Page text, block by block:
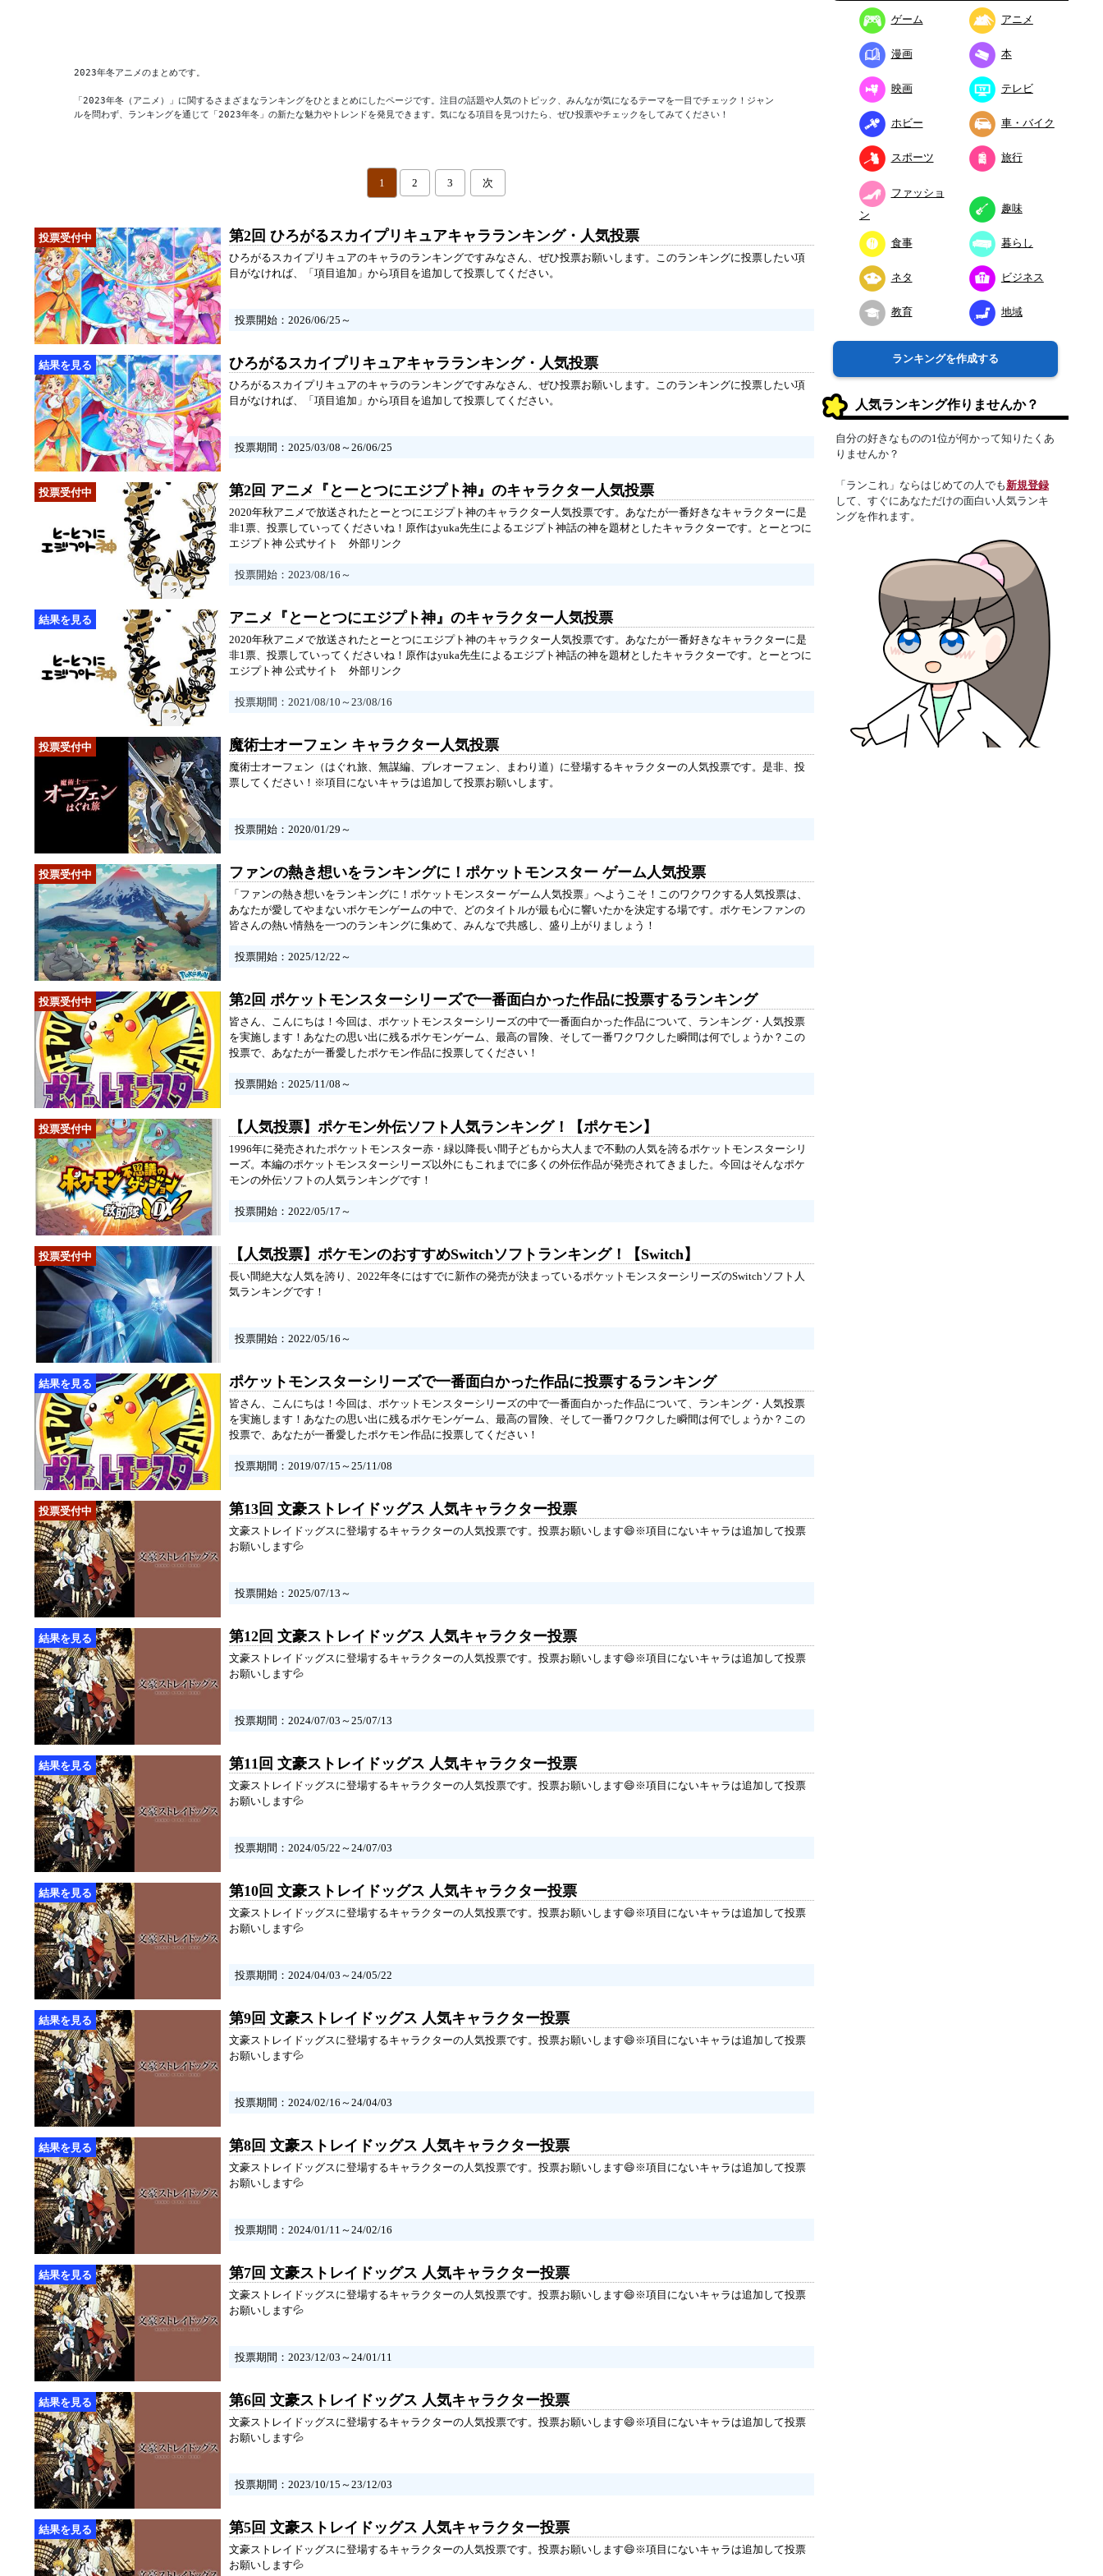
2023年冬アニメのまとめです。
「2023年冬（アニメ）」に関するさまざまなランキングをひとまとめにしたページです。注目の話題や人気のトピック、みんなが気になるテーマを一目でチェック！ジャン
ルを問わず、ランキングを通じて「2023年冬」の新たな魅力やトレンドを発見できます。気になる項目を見つけたら、ぜひ投票やチェックをしてみてください！
1 2 3 次
第2回 ひろがるスカイプリキュアキャラランキング・人気投票
ひろがるスカイプリキュアのキャラのランキングですみなさん、ぜひ投票お願いします。このランキングに投票したい項
目がなければ、「項目追加」から項目を追加して投票してください。
投票開始：2026/06/25～
ひろがるスカイプリキュアキャラランキング・人気投票
ひろがるスカイプリキュアのキャラのランキングですみなさん、ぜひ投票お願いします。このランキングに投票したい項
目がなければ、「項目追加」から項目を追加して投票してください。
投票期間：2025/03/08～26/06/25
第2回 アニメ『とーとつにエジプト神』のキャラクター人気投票
2020年秋アニメで放送されたとーとつにエジプト神のキャラクター人気投票です。あなたが一番好きなキャラクターに是
非1票、投票していってくださいね！原作はyuka先生によるエジプト神話の神を題材としたキャラクターです。とーとつに
エジプト神 公式サイト 外部リンク
投票開始：2023/08/16～
アニメ『とーとつにエジプト神』のキャラクター人気投票
2020年秋アニメで放送されたとーとつにエジプト神のキャラクター人気投票です。あなたが一番好きなキャラクターに是
非1票、投票していってくださいね！原作はyuka先生によるエジプト神話の神を題材としたキャラクターです。とーとつに
エジプト神 公式サイト 外部リンク
投票期間：2021/08/10～23/08/16
魔術士オーフェン キャラクター人気投票
魔術士オーフェン（はぐれ旅、無謀編、プレオーフェン、まわり道）に登場するキャラクターの人気投票です。是非、投
票してください！※項目にないキャラは追加して投票お願いします。
投票開始：2020/01/29～
ファンの熱き想いをランキングに！ポケットモンスター ゲーム人気投票
「ファンの熱き想いをランキングに！ポケットモンスター ゲーム人気投票」へようこそ！このワクワクする人気投票は、
あなたが愛してやまないポケモンゲームの中で、どのタイトルが最も心に響いたかを決定する場です。ポケモンファンの
皆さんの熱い情熱を一つのランキングに集めて、みんなで共感し、盛り上がりましょう！
投票開始：2025/12/22～
第2回 ポケットモンスターシリーズで一番面白かった作品に投票するランキング
皆さん、こんにちは！今回は、ポケットモンスターシリーズの中で一番面白かった作品について、ランキング・人気投票
を実施します！あなたの思い出に残るポケモンゲーム、最高の冒険、そして一番ワクワクした瞬間は何でしょうか？この
投票で、あなたが一番愛したポケモン作品に投票してください！
投票開始：2025/11/08～
【人気投票】ポケモン外伝ソフト人気ランキング！【ポケモン】
1996年に発売されたポケットモンスター赤・緑以降長い間子どもから大人まで不動の人気を誇るポケットモンスターシリ
ーズ。本編のポケットモンスターシリーズ以外にもこれまでに多くの外伝作品が発売されてきました。今回はそんなポケ
モンの外伝ソフトの人気ランキングです！
投票開始：2022/05/17～
【人気投票】ポケモンのおすすめSwitchソフトランキング！【Switch】
長い間絶大な人気を誇り、2022年冬にはすでに新作の発売が決まっているポケットモンスターシリーズのSwitchソフト人
気ランキングです！
投票開始：2022/05/16～
ポケットモンスターシリーズで一番面白かった作品に投票するランキング
皆さん、こんにちは！今回は、ポケットモンスターシリーズの中で一番面白かった作品について、ランキング・人気投票
を実施します！あなたの思い出に残るポケモンゲーム、最高の冒険、そして一番ワクワクした瞬間は何でしょうか？この
投票で、あなたが一番愛したポケモン作品に投票してください！
投票期間：2019/07/15～25/11/08
第13回 文豪ストレイドッグス 人気キャラクター投票
文豪ストレイドッグスに登場するキャラクターの人気投票です。投票お願いします😄※項目にないキャラは追加して投票
お願いします💦
投票開始：2025/07/13～
第12回 文豪ストレイドッグス 人気キャラクター投票
文豪ストレイドッグスに登場するキャラクターの人気投票です。投票お願いします😄※項目にないキャラは追加して投票
お願いします💦
投票期間：2024/07/03～25/07/13
第11回 文豪ストレイドッグス 人気キャラクター投票
文豪ストレイドッグスに登場するキャラクターの人気投票です。投票お願いします😄※項目にないキャラは追加して投票
お願いします💦
投票期間：2024/05/22～24/07/03
第10回 文豪ストレイドッグス 人気キャラクター投票
文豪ストレイドッグスに登場するキャラクターの人気投票です。投票お願いします😄※項目にないキャラは追加して投票
お願いします💦
投票期間：2024/04/03～24/05/22
第9回 文豪ストレイドッグス 人気キャラクター投票
文豪ストレイドッグスに登場するキャラクターの人気投票です。投票お願いします😄※項目にないキャラは追加して投票
お願いします💦
投票期間：2024/02/16～24/04/03
第8回 文豪ストレイドッグス 人気キャラクター投票
文豪ストレイドッグスに登場するキャラクターの人気投票です。投票お願いします😄※項目にないキャラは追加して投票
お願いします💦
投票期間：2024/01/11～24/02/16
第7回 文豪ストレイドッグス 人気キャラクター投票
文豪ストレイドッグスに登場するキャラクターの人気投票です。投票お願いします😄※項目にないキャラは追加して投票
お願いします💦
投票期間：2023/12/03～24/01/11
第6回 文豪ストレイドッグス 人気キャラクター投票
文豪ストレイドッグスに登場するキャラクターの人気投票です。投票お願いします😄※項目にないキャラは追加して投票
お願いします💦
投票期間：2023/10/15～23/12/03
第5回 文豪ストレイドッグス 人気キャラクター投票
文豪ストレイドッグスに登場するキャラクターの人気投票です。投票お願いします😄※項目にないキャラは追加して投票
お願いします💦
ゲーム アニメ
漫画 本
映画 テレビ
ホビー 車・バイク
スポーツ 旅行
ファッショ
ン
趣味
食事 暮らし
ネタ ビジネス
教育 地域
ランキングを作成する
人気ランキング作りませんか？
自分の好きなものの1位が何かって知りたくあ
りませんか？
「ランこれ」ならはじめての人でも新規登録
して、すぐにあなただけの面白い人気ランキ
ングを作れます。